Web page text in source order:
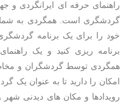
راهنمای حرفه ای ایرانگردی و
گردشگری است. همگردی به شما
خود را برای یک برنامه
برنامه ریزی کنید و یک
همگردی توسط گردشگران و
امکان را دارید تا به عنوان یک
رویدادها و مکان های دیدنی